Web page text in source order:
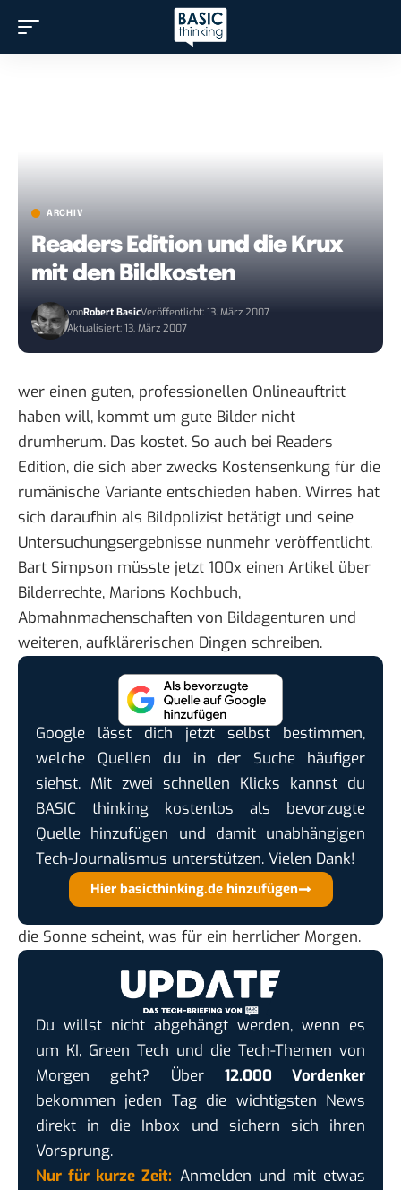
ARCHIV
Readers Edition und die Krux
mit den Bildkosten
vonRobert BasicVeröffentlicht: 13. März 2007
Aktualisiert: 13. März 2007
wer einen guten, professionellen Onlineauftritt
haben will, kommt um gute Bilder nicht
drumherum. Das kostet. So auch bei Readers
Edition, die sich aber zwecks Kostensenkung für die
rumänische Variante entschieden haben. Wirres hat
sich daraufhin als Bildpolizist betätigt und seine
Untersuchungsergebnisse nunmehr veröffentlicht.
Bart Simpson müsste jetzt 100x einen Artikel über
Bilderrechte, Marions Kochbuch,
Abmahnmachenschaften von Bildagenturen und
weiteren, aufklärerischen Dingen schreiben.
Google lässt dich jetzt selbst bestimmen,
welche Quellen du in der Suche häufiger
siehst. Mit zwei schnellen Klicks kannst du
BASIC thinking kostenlos als bevorzugte
Quelle hinzufügen und damit unabhängigen
Tech-Journalismus unterstützen. Vielen Dank!
Hier basicthinking.de hinzufügen
die Sonne scheint, was für ein herrlicher Morgen.
Du willst nicht abgehängt werden, wenn es
um KI, Green Tech und die Tech-Themen von
Morgen geht? Über 12.000 Vordenker
bekommen jeden Tag die wichtigsten News
direkt in die Inbox und sichern sich ihren
Vorsprung.
Nur für kurze Zeit: Anmelden und mit etwas